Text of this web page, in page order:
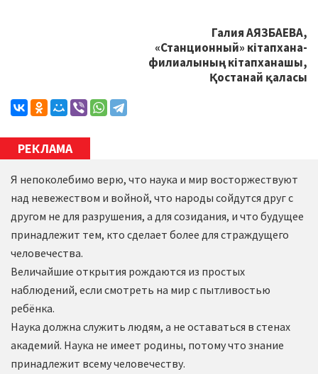
Галия АЯЗБАЕВА,
«Станционный» кітапхана-
филиалының кітапханашы,
Қостанай қаласы
РЕКЛАМА
Я непоколебимо верю, что наука и мир восторжествуют
над невежеством и войной, что народы сойдутся друг с
другом не для разрушения, а для созидания, и что будущее
принадлежит тем, кто сделает более для страждущего
человечества.
Величайшие открытия рождаются из простых
наблюдений, если смотреть на мир с пытливостью
ребёнка.
Наука должна служить людям, а не оставаться в стенах
академий. Наука не имеет родины, потому что знание
принадлежит всему человечеству.